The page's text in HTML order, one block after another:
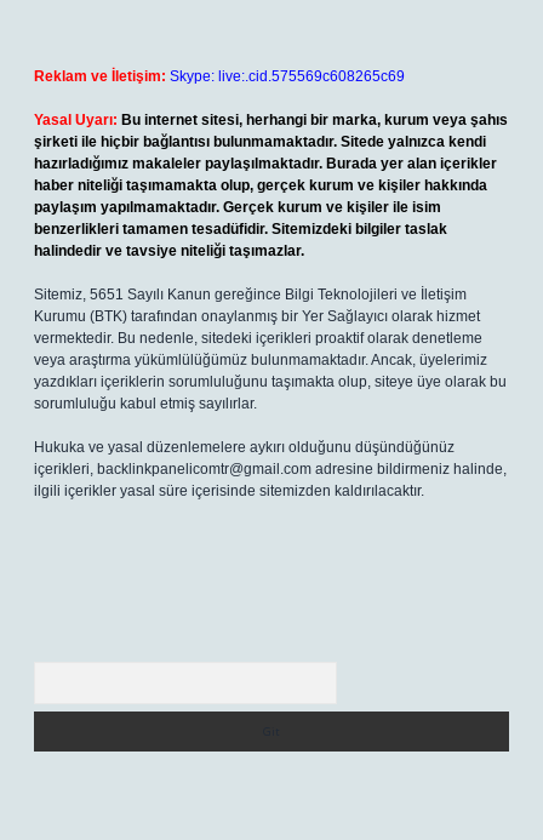
Reklam ve İletişim: Skype: live:.cid.575569c608265c69
Yasal Uyarı: Bu internet sitesi, herhangi bir marka, kurum veya şahıs
şirketi ile hiçbir bağlantısı bulunmamaktadır. Sitede yalnızca kendi
hazırladığımız makaleler paylaşılmaktadır. Burada yer alan içerikler
haber niteliği taşımamakta olup, gerçek kurum ve kişiler hakkında
paylaşım yapılmamaktadır. Gerçek kurum ve kişiler ile isim
benzerlikleri tamamen tesadüfidir. Sitemizdeki bilgiler taslak
halindedir ve tavsiye niteliği taşımazlar.
Sitemiz, 5651 Sayılı Kanun gereğince Bilgi Teknolojileri ve İletişim
Kurumu (BTK) tarafından onaylanmış bir Yer Sağlayıcı olarak hizmet
vermektedir. Bu nedenle, sitedeki içerikleri proaktif olarak denetleme
veya araştırma yükümlülüğümüz bulunmamaktadır. Ancak, üyelerimiz
yazdıkları içeriklerin sorumluluğunu taşımakta olup, siteye üye olarak bu
sorumluluğu kabul etmiş sayılırlar.
Hukuka ve yasal düzenlemelere aykırı olduğunu düşündüğünüz
içerikleri, backlinkpanelicomtr@gmail.com adresine bildirmeniz halinde,
ilgili içerikler yasal süre içerisinde sitemizden kaldırılacaktır.